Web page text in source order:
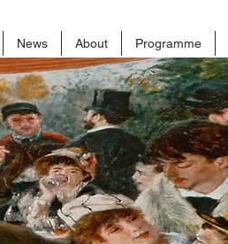
News About Programme